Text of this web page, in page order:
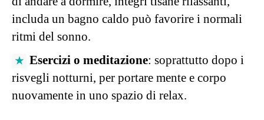
includa un bagno caldo può favorire i normali
ritmi del sonno.
Esercizi o meditazione: soprattutto dopo i
risvegli notturni, per portare mente e corpo
nuovamente in uno spazio di relax.